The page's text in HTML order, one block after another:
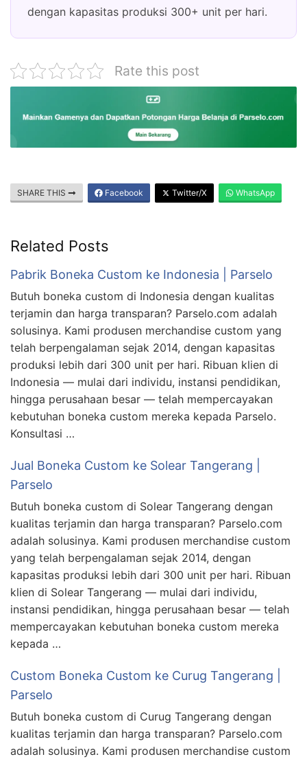
dengan kapasitas produksi 300+ unit per hari.
Rate this post
SHARE THIS Facebook Twitter/X WhatsApp
Related Posts
Pabrik Boneka Custom ke Indonesia | Parselo
Butuh boneka custom di Indonesia dengan kualitas
terjamin dan harga transparan? Parselo.com adalah
solusinya. Kami produsen merchandise custom yang
telah berpengalaman sejak 2014, dengan kapasitas
produksi lebih dari 300 unit per hari. Ribuan klien di
Indonesia — mulai dari individu, instansi pendidikan,
hingga perusahaan besar — telah mempercayakan
kebutuhan boneka custom mereka kepada Parselo.
Konsultasi …
Jual Boneka Custom ke Solear Tangerang |
Parselo
Butuh boneka custom di Solear Tangerang dengan
kualitas terjamin dan harga transparan? Parselo.com
adalah solusinya. Kami produsen merchandise custom
yang telah berpengalaman sejak 2014, dengan
kapasitas produksi lebih dari 300 unit per hari. Ribuan
klien di Solear Tangerang — mulai dari individu,
instansi pendidikan, hingga perusahaan besar — telah
mempercayakan kebutuhan boneka custom mereka
kepada …
Custom Boneka Custom ke Curug Tangerang |
Parselo
Butuh boneka custom di Curug Tangerang dengan
kualitas terjamin dan harga transparan? Parselo.com
adalah solusinya. Kami produsen merchandise custom